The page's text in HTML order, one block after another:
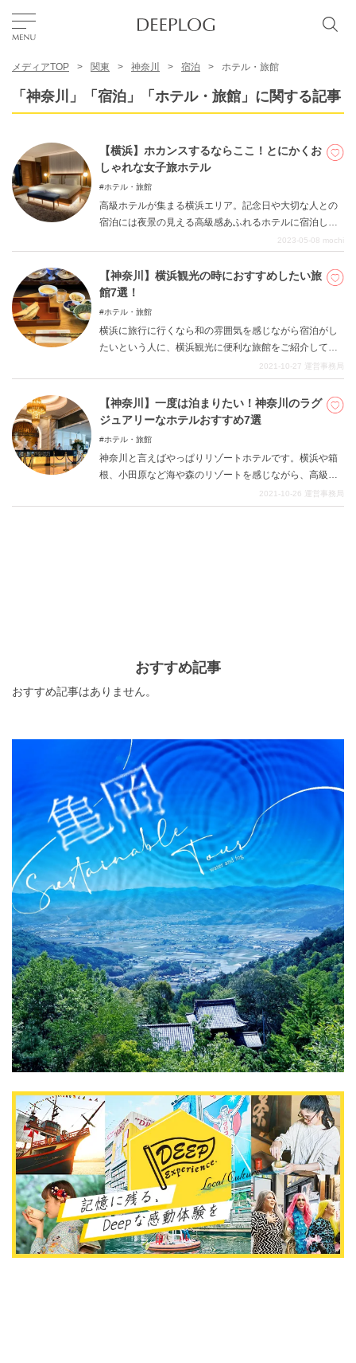
エリア
日本語
USD
DEEPLOGとは
プライバシーポリシー
お問い合わせ
メディアTOP 関東 神奈川 宿泊 ホテル・旅館
「神奈川」「宿泊」「ホテル・旅館」に関する記事
【横浜】ホカンスするならここ！とにかくお
しゃれな女子旅ホテル
ホテル・旅館
高級ホテルが集まる横浜エリア。記念日や大切な人との
宿泊には夜景の見える高級感あふれるホテルに宿泊した
いものですが、なんでもない日の旅行やちょっとした贅
ます。そんな時にぴったりの、とにかく「おしゃれ」な
ホテルをご紹介します。本記事は現実逃避をしたい人や
贅沢を堪能したい人におすすめの記事です。是非記事を
2023-05-08 mochi
【神奈川】横浜観光の時におすすめしたい旅
館7選！
ホテル・旅館
横浜に旅行に行くなら和の雰囲気を感じながら宿泊がし
たいという人に、横浜観光に便利な旅館をご紹介してい
きます。おしゃれな旅館や、本格的な旅館、歴史のある
旅館や療養温泉までご紹介していきますので、気になる
旅館に泊ってみてください。
2021-10-27 運営事務局
【神奈川】一度は泊まりたい！神奈川のラグ
ジュアリーなホテルおすすめ7選
ホテル・旅館
神奈川と言えばやっぱりリゾートホテルです。横浜や箱
根、小田原など海や森のリゾートを感じながら、高級感
溢れる宿泊がしたいならやっぱり憧れる高級ホテル。 ど
うせ泊るならいいホテルに泊まりたい、という欲望を満
2021-10-26 運営事務局
おすすめ記事
おすすめ記事はありません。